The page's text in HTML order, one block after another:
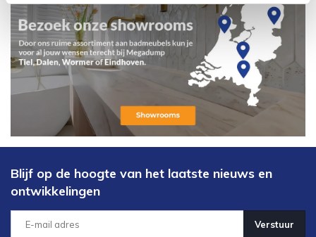
Blijf op de hoogte van het laatste nieuws en
ontwikkelingen
Verstuur